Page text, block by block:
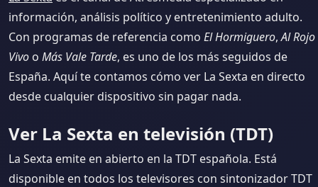
información, análisis político y entretenimiento adulto.
Con programas de referencia como El Hormiguero,Al Rojo
Vivo o Más Vale Tarde, es uno de los más seguidos de
España. Aquí te contamos cómo ver La Sexta en directo
desde cualquier dispositivo sin pagar nada.
Ver La Sexta en televisión (TDT)
La Sexta emite en abierto en la TDT española. Está
disponible en todos los televisores con sintonizador TDT